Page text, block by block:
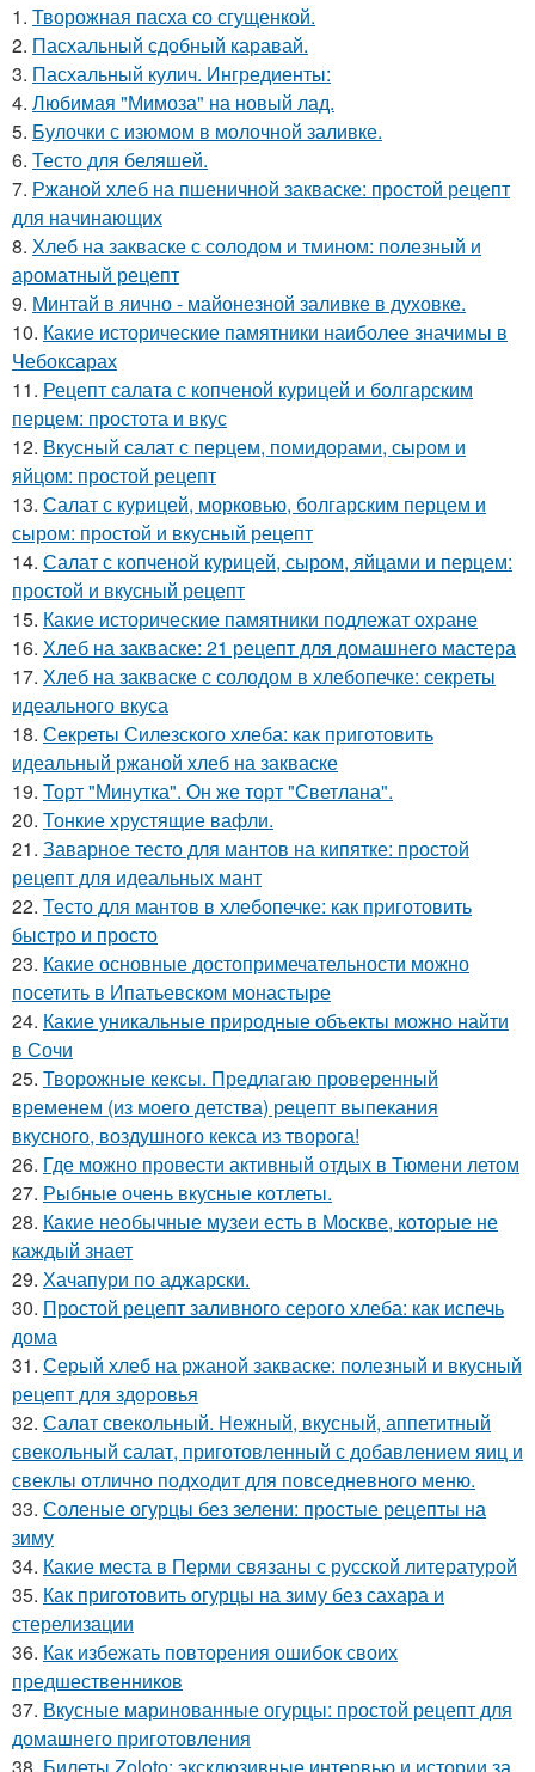
1. Творожная пасха со сгущенкой.
2. Пасхальный сдобный каравай.
3. Пасхальный кулич. Ингредиенты:
4. Любимая "Мимоза" на новый лад.
5. Булочки с изюмом в молочной заливке.
6. Тесто для беляшей.
7. Ржаной хлеб на пшеничной закваске: простой рецепт
для начинающих
8. Хлеб на закваске с солодом и тмином: полезный и
ароматный рецепт
9. Минтай в яично - майонезной заливке в духовке.
10. Какие исторические памятники наиболее значимы в
Чебоксарах
11. Рецепт салата с копченой курицей и болгарским
перцем: простота и вкус
12. Вкусный салат с перцем, помидорами, сыром и
яйцом: простой рецепт
13. Салат с курицей, морковью, болгарским перцем и
сыром: простой и вкусный рецепт
14. Салат с копченой курицей, сыром, яйцами и перцем:
простой и вкусный рецепт
15. Какие исторические памятники подлежат охране
16. Хлеб на закваске: 21 рецепт для домашнего мастера
17. Хлеб на закваске с солодом в хлебопечке: секреты
идеального вкуса
18. Секреты Силезского хлеба: как приготовить
идеальный ржаной хлеб на закваске
19. Торт "Минутка". Он же торт "Светлана".
20. Тонкие хрустящие вафли.
21. Заварное тесто для мантов на кипятке: простой
рецепт для идеальных мант
22. Тесто для мантов в хлебопечке: как приготовить
быстро и просто
23. Какие основные достопримечательности можно
посетить в Ипатьевском монастыре
24. Какие уникальные природные объекты можно найти
в Сочи
25. Творожные кексы. Предлагаю проверенный
временем (из моего детства) рецепт выпекания
вкусного, воздушного кекса из творога!
26. Где можно провести активный отдых в Тюмени летом
27. Рыбные очень вкусные котлеты.
28. Какие необычные музеи есть в Москве, которые не
каждый знает
29. Хачапури по аджарски.
30. Простой рецепт заливного серого хлеба: как испечь
дома
31. Серый хлеб на ржаной закваске: полезный и вкусный
рецепт для здоровья
32. Салат свекольный. Нежный, вкусный, аппетитный
свекольный салат, приготовленный с добавлением яиц и
свеклы отлично подходит для повседневного меню.
33. Соленые огурцы без зелени: простые рецепты на
зиму
34. Какие места в Перми связаны с русской литературой
35. Как приготовить огурцы на зиму без сахара и
стерелизации
36. Как избежать повторения ошибок своих
предшественников
37. Вкусные маринованные огурцы: простой рецепт для
домашнего приготовления